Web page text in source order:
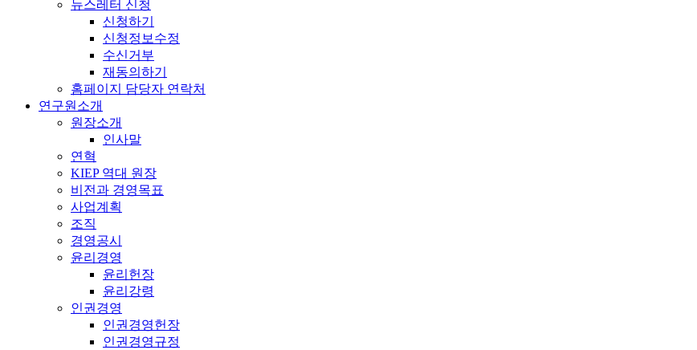
뉴스레터 신청
신청하기
신청정보수정
수신거부
재동의하기
홈페이지 담당자 연락처
연구원소개
원장소개
인사말
연혁
KIEP 역대 원장
비전과 경영목표
사업계획
조직
경영공시
윤리경영
윤리헌장
윤리강령
인권경영
인권경영헌장
인권경영규정